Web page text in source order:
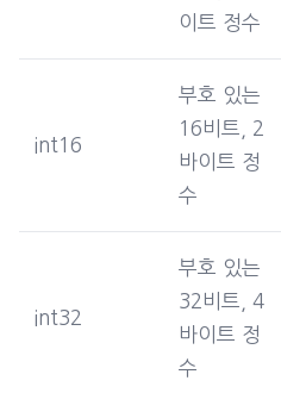
이트 정수
int16
부호 있는
16비트, 2
바이트 정
수
int32
부호 있는
32비트, 4
바이트 정
수